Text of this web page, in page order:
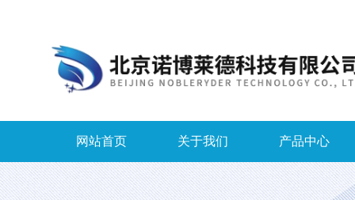
网站首页 关于我们 产品中心